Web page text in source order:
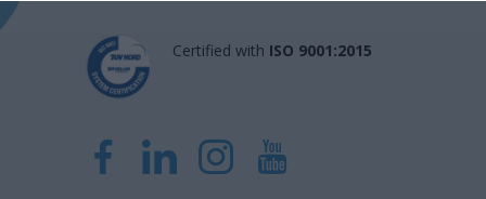
Certified with ISO 9001:2015